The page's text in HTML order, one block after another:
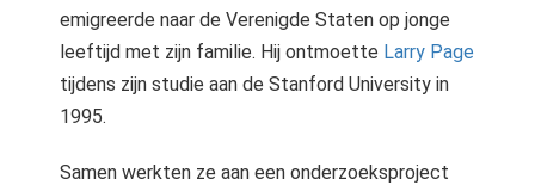
emigreerde naar de Verenigde Staten op jonge
leeftijd met zijn familie. Hij ontmoette Larry Page
tijdens zijn studie aan de Stanford University in
1995.
Samen werkten ze aan een onderzoeksproject